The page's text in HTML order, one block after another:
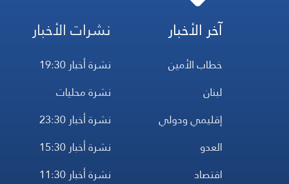
آخر الأخبار
خطاب الأمين
لبنان
إقليمي ودولي
العدو
اقتصاد
نشرات الأخبار
نشرة أخبار 19:30
نشرة محليات
نشرة أخبار 23:30
نشرة أخبار 15:30
نشرة أخبار 11:30